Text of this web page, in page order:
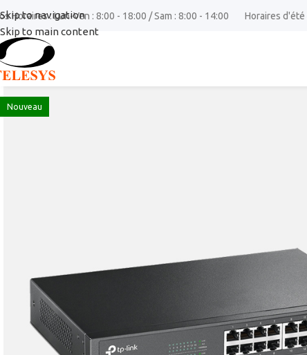
Skip to navigation
Skip to main content
Horaires : Lun-Ven : 8:00 - 18:00 / Sam : 8:00 - 14:00 Horaires d'été
Nouveau